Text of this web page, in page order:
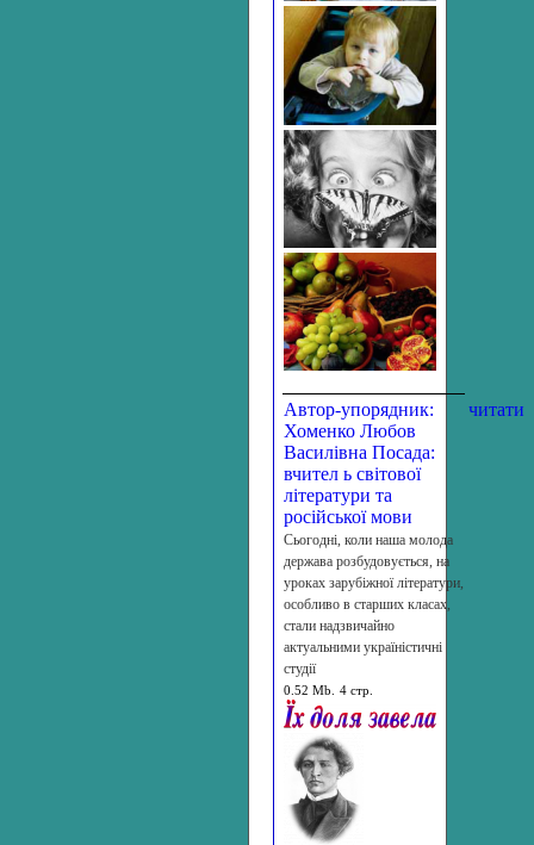
Автор-упорядник:
Хоменко Любов
Василівна Посада:
вчител ь світової
літератури та
російської мови
Сьогодні, коли наша молода
держава розбудовується, на
уроках зарубіжної літератури,
особливо в старших класах,
стали надзвичайно
актуальними україністичні
студії
0.52 Mb. 4 стр.
читати